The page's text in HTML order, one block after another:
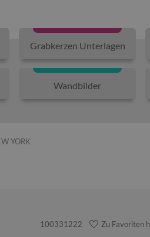
Grabkerzen Unterlagen
Wandbilder
YORK
100331222 Zu Favoriten